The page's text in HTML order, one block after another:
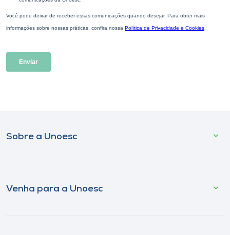
Sobre a Unoesc
Venha para a Unoesc